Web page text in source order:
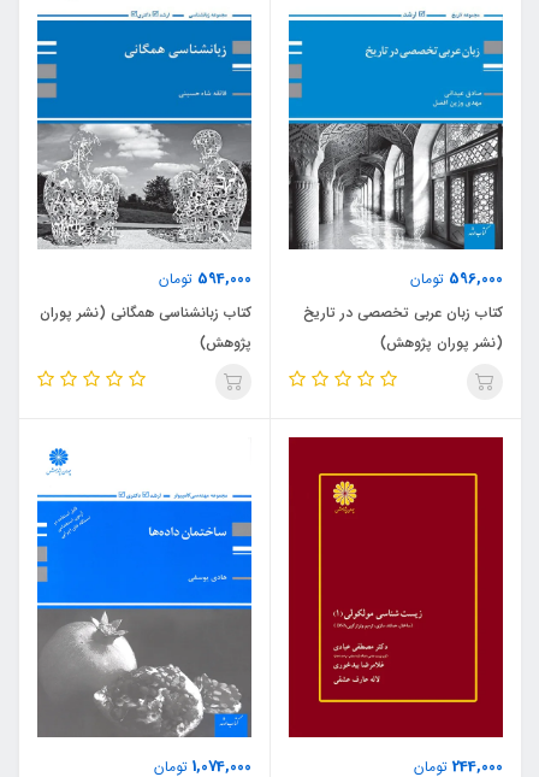
596,000 تومان
کتاب زبان عربی تخصصی در تاریخ
(نشر پوران پژوهش)
594,000 تومان
کتاب زبانشناسی همگانی (نشر پوران
پژوهش)
244,000 تومان
1,074,000 تومان